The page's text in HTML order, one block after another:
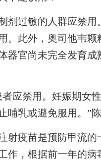
过敏的人群应禁用
。此外，奥司他韦
器官尚未完全发育
禁用。妊娠期女
哺乳或避免服用。”
疫苗是预防甲流的
作，根据前一年的